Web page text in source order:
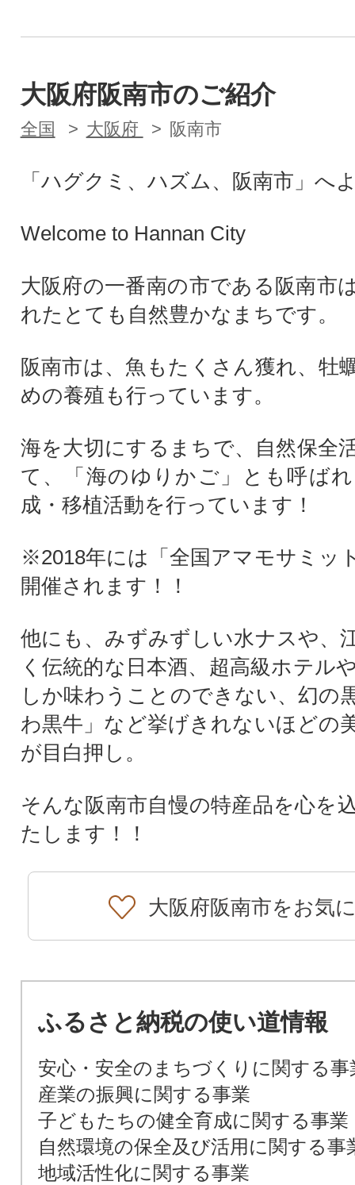
大阪府阪南市のご紹介
全国 大阪府 阪南市
「ハグクミ、ハズム、阪南市」へ
Welcome to Hannan City
大阪府の一番南の市である阪南市
れたとても自然豊かなまちです。
阪南市は、魚もたくさん獲れ、牡
めの養殖も行っています。
海を大切にするまちで、自然保全
て、「海のゆりかご」とも呼ば
成・移植活動を行っています！
※2018年には「全国アマモサミッ
開催されます！！
他にも、みずみずしい水ナスや、
く伝統的な日本酒、超高級ホテル
しか味わうことのできない、幻の
わ黒牛」など挙げきれないほどの
が目白押し。
そんな阪南市自慢の特産品を心を
たします！！
大阪府阪南市をお気
ふるさと納税の使い道情報
安心・安全のまちづくりに関する事
産業の振興に関する事業
子どもたちの健全育成に関する事業
自然環境の保全及び活用に関する事
地域活性化に関する事業